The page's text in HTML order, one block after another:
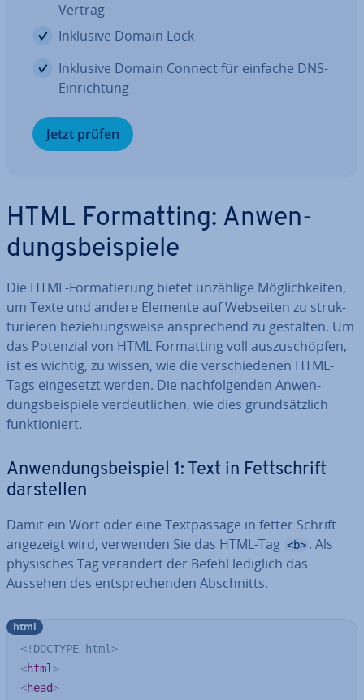
Vertrag
Inklusive Domain Lock
Inklusive Domain Connect für einfache DNS-
Ein­rich­tung
Jetzt prüfen
HTML For­mat­ting: An­wen­
dungs­bei­spie­le
Die HTML-For­ma­tie­rung bietet unzählige Mög­lich­kei­ten,
um Texte und andere Elemente auf Webseiten zu struk­
tu­rie­ren be­zie­hungs­wei­se an­spre­chend zu gestalten. Um
das Potenzial von HTML For­mat­ting voll aus­zu­schöp­fen,
ist es wichtig, zu wissen, wie die ver­schie­de­nen HTML-
Tags ein­ge­setzt werden. Die nach­fol­gen­den An­wen­
dungs­bei­spie­le ver­deut­li­chen, wie dies grund­sätz­lich
funk­tio­niert.
An­wen­dungs­bei­spiel 1: Text in Fett­schrift
dar­stel­len
Damit ein Wort oder eine Text­pas­sa­ge in fetter Schrift
angezeigt wird, verwenden Sie das HTML-Tag <b> . Als
phy­si­sches Tag verändert der Befehl lediglich das
Aussehen des ent­spre­chen­den Ab­schnitts.
<! DOCTYPE html >
<html >
<head>
html